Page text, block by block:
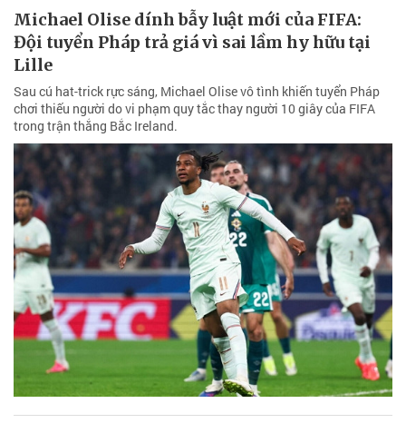
Michael Olise dính bẫy luật mới của FIFA:
Đội tuyển Pháp trả giá vì sai lầm hy hữu tại
Lille
Sau cú hat-trick rực sáng, Michael Olise vô tình khiến tuyển Pháp
chơi thiếu người do vi phạm quy tắc thay người 10 giây của FIFA
trong trận thắng Bắc Ireland.